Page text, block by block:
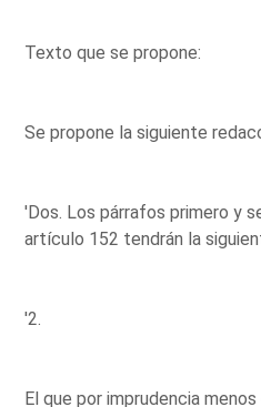
Texto que se propone:
Se propone la siguiente
'Dos. Los párrafos primero y
artículo 152 tendrán la
'2.
El que por imprudencia